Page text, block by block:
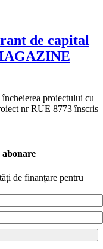
de capital
proiectului cu
nr RUE 8773 înscris
de finanțare pentru